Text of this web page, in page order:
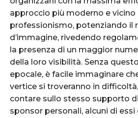
approccio più moderno e vicino
professionismo, potenziando il
d’immagine, rivedendo
la presenza di un maggior
della loro visibilità. Senza
epocale, è facile immaginare
vertice si troveranno in
contare sullo stesso supporto
sponsor personali, alcuni di